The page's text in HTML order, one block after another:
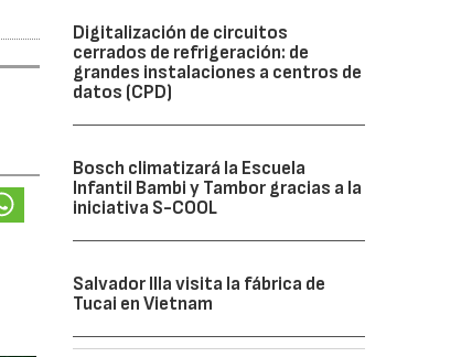
Digitalización de circuitos
cerrados de refrigeración: de
grandes instalaciones a centros de
datos (CPD)
Bosch climatizará la Escuela
Infantil Bambi y Tambor gracias a la
iniciativa S-COOL
Salvador Illa visita la fábrica de
Tucai en Vietnam